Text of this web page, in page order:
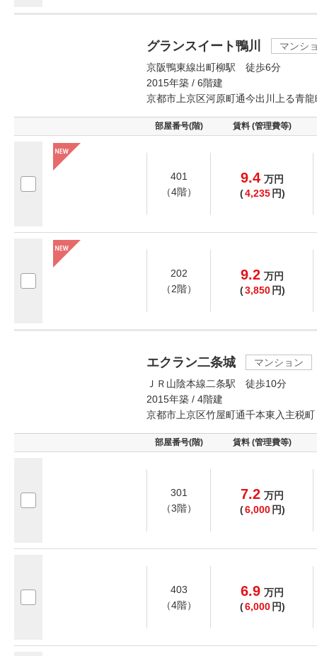
グランスイート鴨川
マンシ
京阪鴨東線出町柳駅 徒歩6分
2015年築 / 6階建
京都市上京区河原町通今出川上る青龍
部屋番号(階) 賃料 (管理費等)
401
（4階）
9.4 万円
(4,235 円)
202
（2階）
9.2 万円
(3,850 円)
エクラン二条城
マンション
ＪＲ山陰本線二条駅 徒歩10分
2015年築 / 4階建
京都市上京区竹屋町通千本東入主税町
部屋番号(階) 賃料 (管理費等)
301
（3階）
7.2 万円
(6,000 円)
403
（4階）
6.9 万円
(6,000 円)